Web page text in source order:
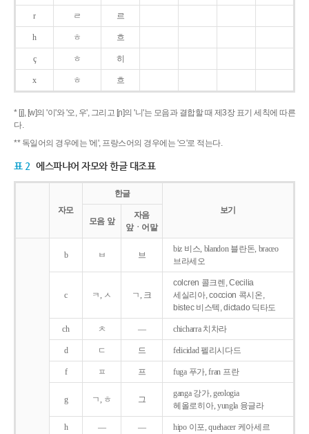
r ㄹ 르
h ㅎ 흐
ç ㅎ 히
x ㅎ 흐
* [j], [w]의 '이'와 '오, 우', 그리고 [ɲ]의 '니'는 모음과 결합할 때 제3장 표기 세칙에 따른
다.
** 독일어의 경우에는 '에', 프랑스어의 경우에는 '으'로 적는다.
표 2 에스파냐어 자모와 한글 대조표
자모
한글
보기
모음 앞
자음
앞ㆍ어말
b ㅂ 브
biz 비스, blandon 블란돈, braceo
브라세오
c ㅋ, ㅅ ㄱ, 크
colcren 콜크렌, Cecilia
세실리아, coccion 콕시온,
bistec 비스텍, dictado 딕타도
ch ㅊ ― chicharra 치차라
d ㄷ 드 felicidad 펠리시다드
f ㅍ 프 fuga 푸가, fran 프란
g ㄱ, ㅎ 그
ganga 강가, geologia
헤올로히아, yungla 융글라
h ― ― hipo 이포, quehacer 케아세르